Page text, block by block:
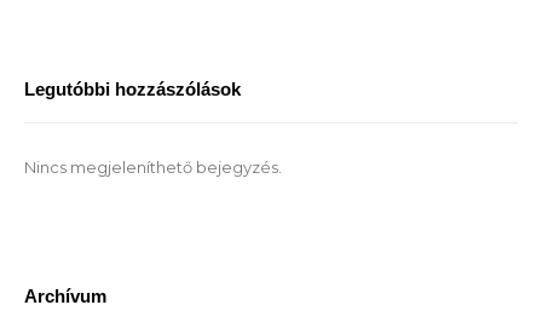
Legutóbbi hozzászólások
Nincs megjeleníthető bejegyzés.
Archívum